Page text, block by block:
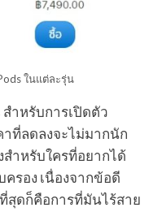
ในแต่ละรุ่น
ำหรับการเปิดตัว
าที่ลดลงจะไม่มากนัก
ำหรับใครที่อยากได้
รอง เนื่องจากข้อดี
สุดก็คือการที่มันไร้สาย